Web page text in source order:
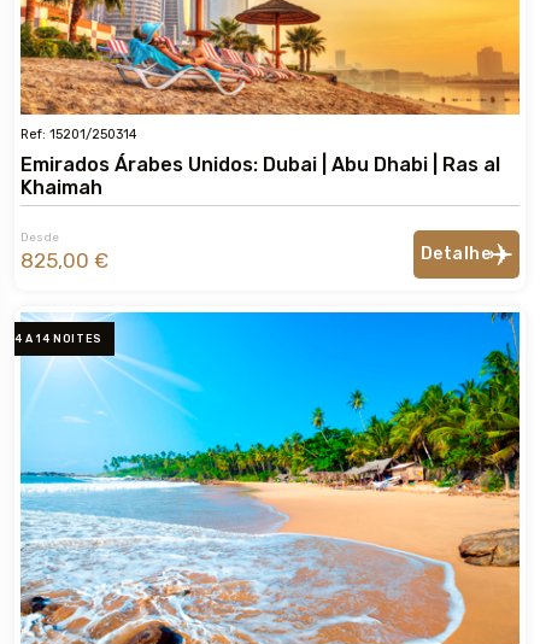
Ref: 15201/250314
Emirados Árabes Unidos: Dubai | Abu Dhabi | Ras al
Khaimah
Desde
825,00 € Detalhe
4 A 14 NOITES